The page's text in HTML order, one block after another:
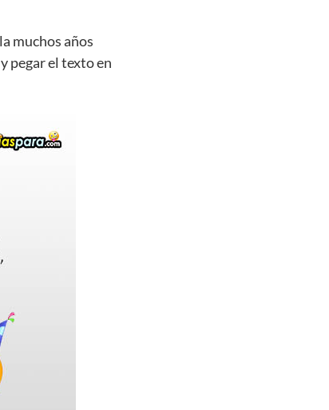
muchos años
pegar el texto en